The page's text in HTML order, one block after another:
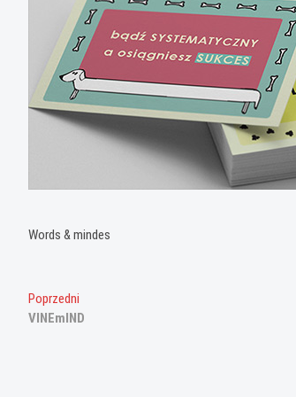
Words & mindes
Nawigacja
wpisu
Poprzedni
wpis:
VINEmIND